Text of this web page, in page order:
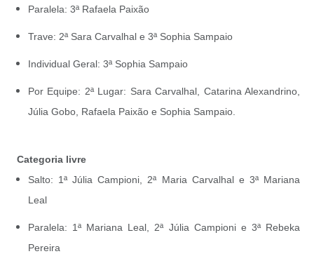
Paralela: 3ª Rafaela Paixão
Trave: 2ª Sara Carvalhal e 3ª Sophia Sampaio
Individual Geral: 3ª Sophia Sampaio
Por Equipe: 2ª Lugar: Sara Carvalhal, Catarina Alexandrino,
Júlia Gobo, Rafaela Paixão e Sophia Sampaio.
Categoria livre
Salto: 1ª Júlia Campioni, 2ª Maria Carvalhal e 3ª Mariana
Leal
Paralela: 1ª Mariana Leal, 2ª Júlia Campioni e 3ª Rebeka
Pereira